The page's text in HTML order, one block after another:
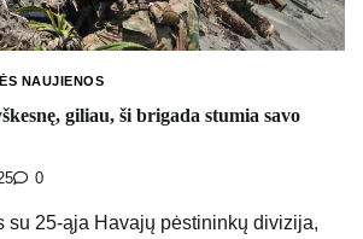
NAUJIENOS
giliau, ši brigada stumia savo
0
su 25-ąja Havajų pėstininkų divizija,